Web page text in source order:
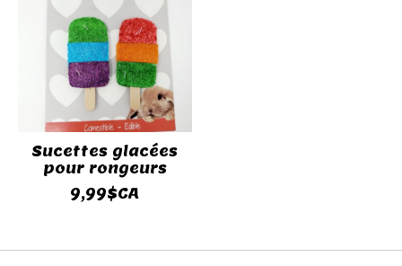
Sucettes glacées
pour rongeurs
9,99$CA